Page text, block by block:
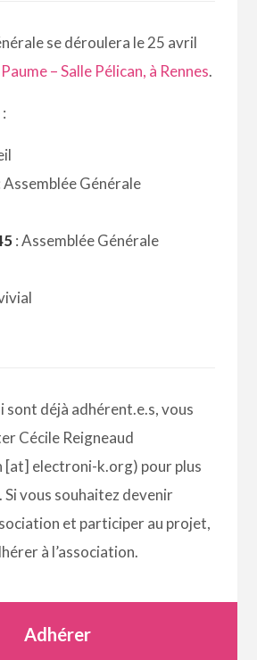
se déroulera le 25 avril
– Salle Pélican, à Rennes.
Assemblée Générale
: Assemblée Générale
sont déjà adhérent.e.s, vous
Cécile Reigneaud
electroni-k.org) pour plus
vous souhaitez devenir
et participer au projet,
à l’association.
Adhérer